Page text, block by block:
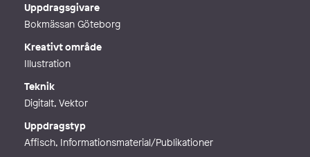
Uppdragsgivare
Bokmässan Göteborg
Kreativt område
Illustration
Teknik
Digitalt, Vektor
Uppdragstyp
Affisch, Informationsmaterial/Publikationer